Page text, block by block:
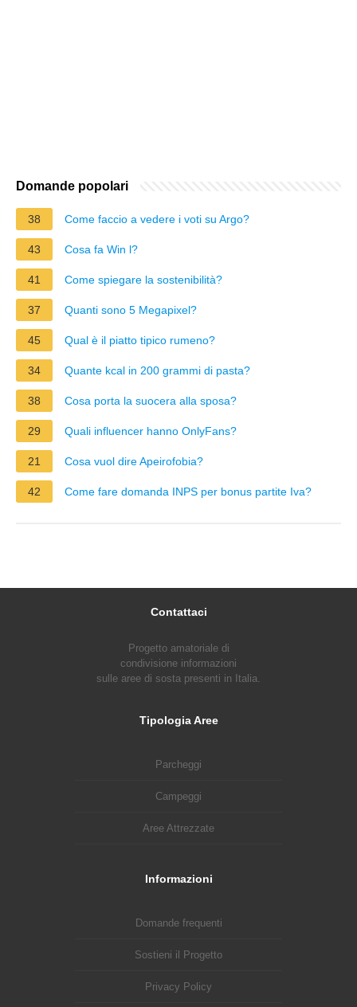
Domande popolari
38 Come faccio a vedere i voti su Argo?
43 Cosa fa Win l?
41 Come spiegare la sostenibilità?
37 Quanti sono 5 Megapixel?
45 Qual è il piatto tipico rumeno?
34 Quante kcal in 200 grammi di pasta?
38 Cosa porta la suocera alla sposa?
29 Quali influencer hanno OnlyFans?
21 Cosa vuol dire Apeirofobia?
42 Come fare domanda INPS per bonus partite Iva?
Contattaci
Progetto amatoriale di
condivisione informazioni
sulle aree di sosta presenti in Italia.
Tipologia Aree
Parcheggi
Campeggi
Aree Attrezzate
Informazioni
Domande frequenti
Sostieni il Progetto
Privacy Policy